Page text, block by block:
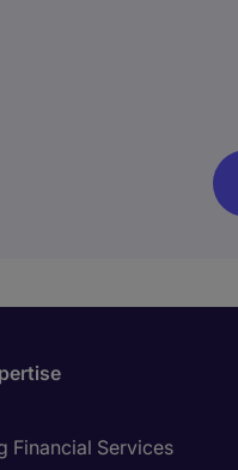
Financial Services